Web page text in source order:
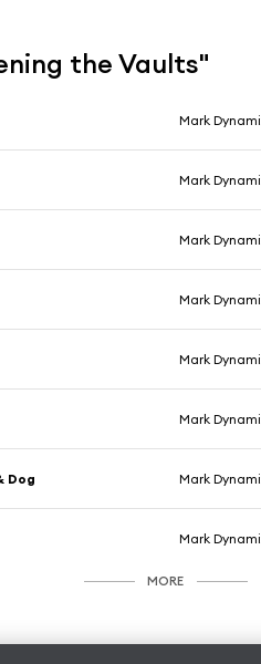
the Vaults"
Mark
Mark
Mark
Mark
Mark
Mark
Dog Mark
Mark
MORE